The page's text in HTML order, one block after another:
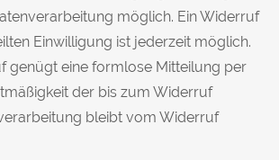
möglich. Ein Widerruf
Einwilligung ist jederzeit möglich.
genügt eine formlose Mitteilung per
der bis zum Widerruf
bleibt vom Widerruf